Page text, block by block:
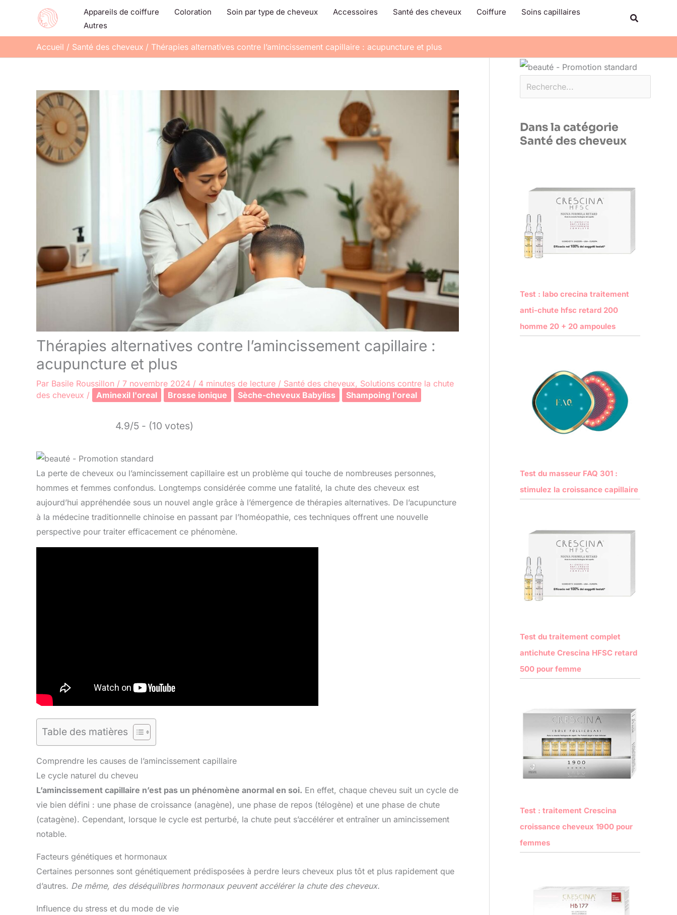
contenu
Appareils de coiffure Coloration Soin par type de cheveux Accessoires Santé des cheveux Coiffure
Soins capillaires
Autres
Accueil Santé des cheveux Thérapies alternatives contre l’amincissement capillaire : acupuncture et plus
Thérapies alternatives contre l’amincissement capillaire :
acupuncture et plus
Par Basile Roussillon / 7 novembre 2024 / 4 minutes de lecture / Santé des cheveux, Solutions contre la chute
des cheveux / Aminexil l'oreal Brosse ionique Sèche-cheveux Babyliss Shampoing l'oreal
4.9/5 - (10 votes)
La perte de cheveux ou l’amincissement capillaire est un problème qui touche de nombreuses personnes,
hommes et femmes confondus. Longtemps considérée comme une fatalité, la chute des cheveux est
aujourd’hui appréhendée sous un nouvel angle grâce à l’émergence de thérapies alternatives. De l’acupuncture
à la médecine traditionnelle chinoise en passant par l’homéopathie, ces techniques offrent une nouvelle
perspective pour traiter efficacement ce phénomène.
Table des matières
Comprendre les causes de l’amincissement capillaire
Le cycle naturel du cheveu
L’amincissement capillaire n’est pas un phénomène anormal en soi. En effet, chaque cheveu suit un cycle de
vie bien défini : une phase de croissance (anagène), une phase de repos (télogène) et une phase de chute
(catagène). Cependant, lorsque le cycle est perturbé, la chute peut s’accélérer et entraîner un amincissement
notable.
Facteurs génétiques et hormonaux
Certaines personnes sont génétiquement prédisposées à perdre leurs cheveux plus tôt et plus rapidement que
d’autres. De même, des déséquilibres hormonaux peuvent accélérer la chute des cheveux.
Influence du stress et du mode de vie
Rechercher
Dans la catégorie
Santé des cheveux
Test : labo crecina traitement
anti-chute hfsc retard 200
homme 20 + 20 ampoules
Test du masseur FAQ 301 :
stimulez la croissance capillaire
Test du traitement complet
antichute Crescina HFSC retard
500 pour femme
Test : traitement Crescina
croissance cheveux 1900 pour
femmes